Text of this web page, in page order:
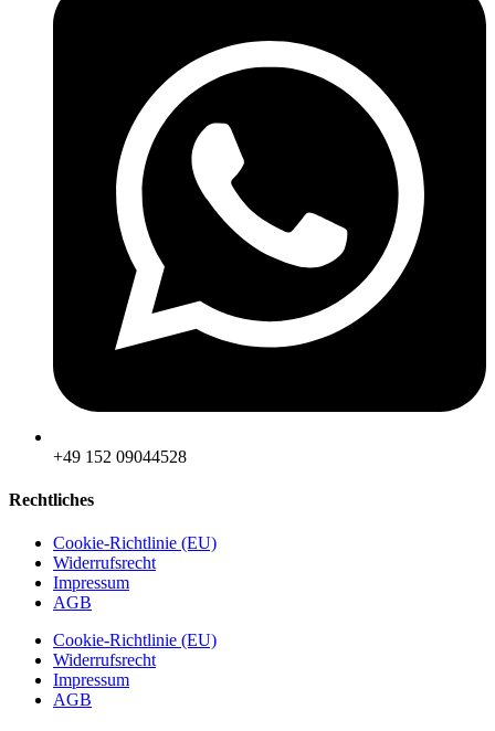
‪+49 152 09044528
Rechtliches
Cookie-Richtlinie (EU)
Widerrufsrecht
Impressum
AGB
Cookie-Richtlinie (EU)
Widerrufsrecht
Impressum
AGB